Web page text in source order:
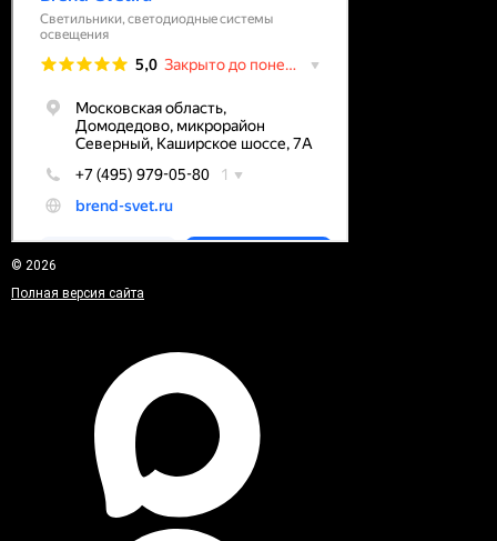
© 2026
Полная версия сайта